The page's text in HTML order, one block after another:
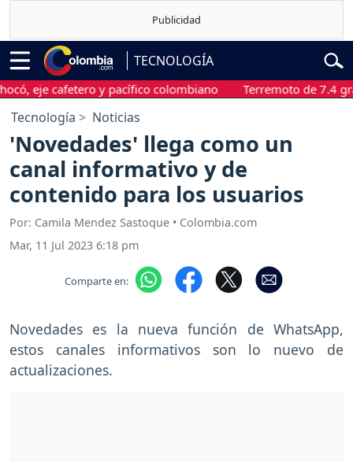
TECNOLOGÍA
eje cafetero y pacífico colombiano Terremoto de 7.4
Tecnología Noticias
'Novedades' llega como un
canal informativo y de
contenido para los usuarios
Por: Camila Mendez Sastoque • Colombia.com
Mar, 11 Jul 2023 6:18 pm
Comparte en:
Novedades es la nueva función de WhatsApp,
estos canales informativos son lo nuevo de
actualizaciones.